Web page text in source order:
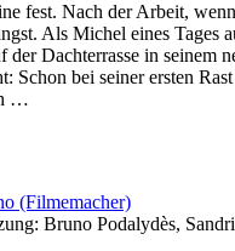
fest. Nach der Arbeit,
Als Michel eines
Dachterrasse in seinem
Schon bei seiner ersten
…
(Filmemacher)
Bruno Podalydès,